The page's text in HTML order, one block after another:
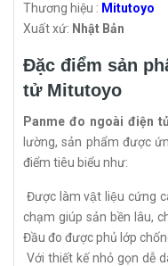
Thương hiệu : Mitutoyo
Xuất xứ: Nhật Bản
Đặc điểm sản
tử Mitutoyo
Panme đo ngoài điện
lường, sản phẩm được
điểm tiêu biểu như:
Được làm vật liệu cứng
chạm giúp sản bền lâu,
Đầu đo được phủ lớp
Với thiết kế nhỏ gọn dễ